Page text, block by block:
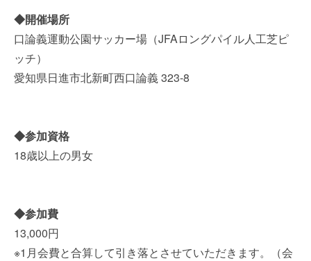
◆開催場所
口論義運動公園サッカー場（JFAロングパイル人工芝ピ
ッチ）
愛知県日進市北新町西口論義 323-8
◆参加資格
18歳以上の男女
◆参加費
13,000円
※1月会費と合算して引き落とさせていただきます。（会